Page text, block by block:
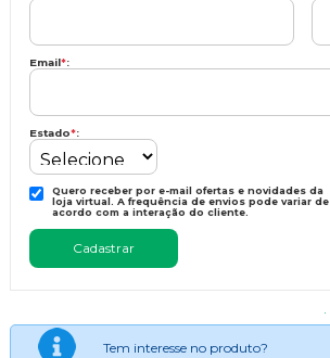
Email*:
Estado*:
Quero receber por e-mail ofertas e novidades da
loja virtual. A frequência de envios pode variar de
acordo com a interação do cliente.
Tem interesse no produto?